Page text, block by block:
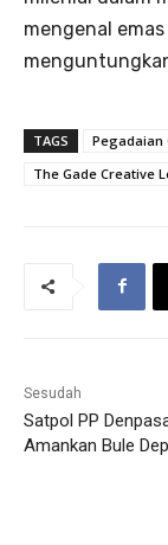
mengenal
TAGS Pegadaian
The Gade Creative
Sesudah
Satpol PP
Amankan Bule